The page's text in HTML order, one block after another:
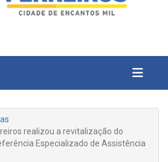
realizou a revitalização do
Especializado de Assistência